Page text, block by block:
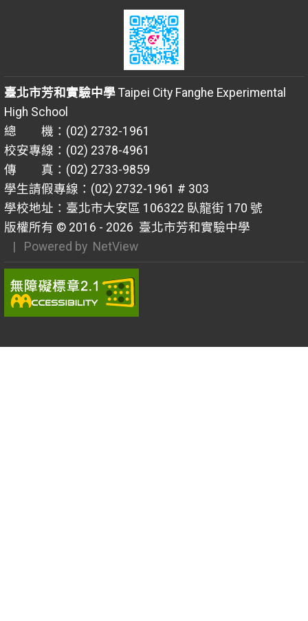
臺北市芳和實驗中學Taipei City Fanghe Experimental
High School
總 機：(02) 2732-1961
校安專線：(02) 2378-4961
傳 真：(02) 2733-9859
學生請假專線：(02) 2732-1961 # 303
學校地址：臺北市大安區 106322 臥龍街 170 號
版權所有 © 2016 - 2026 臺北市芳和實驗中學
| Powered by NetView